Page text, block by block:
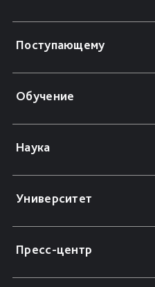
Поступающему
Обучение
Наука
Университет
Пресс-центр